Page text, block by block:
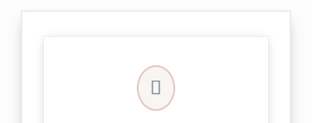

Votre commande est expédiée sous
24/48h et livrée par Colissimo.